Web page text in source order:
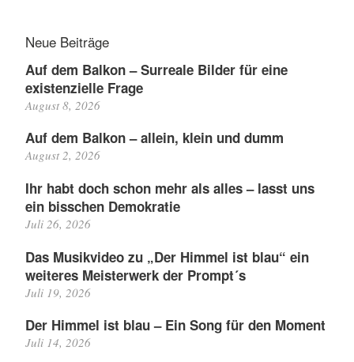
Neue Beiträge
Auf dem Balkon – Surreale Bilder für eine
existenzielle Frage
August 8, 2026
Auf dem Balkon – allein, klein und dumm
August 2, 2026
Ihr habt doch schon mehr als alles – lasst uns
ein bisschen Demokratie
Juli 26, 2026
Das Musikvideo zu „Der Himmel ist blau“ ein
weiteres Meisterwerk der Prompt´s
Juli 19, 2026
Der Himmel ist blau – Ein Song für den Moment
Juli 14, 2026